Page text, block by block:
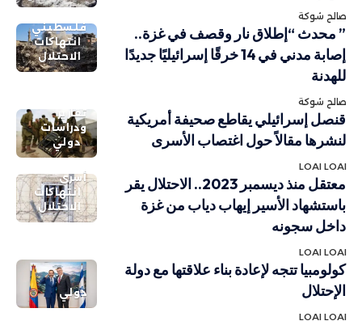
صالح شوكة
فلسطيني
انتهاكات
الاحتلال
” محدث “إطلاق نار وقصف في غزة..
إصابة مدني في 14 خرقًا إسرائيليًا جديدًا
للهدنة
صالح شوكة
تقارير
ودراسات
دولي
قنصل إسرائيلي يقاطع صحيفة أمريكية
لنشرها مقالاً حول اغتصاب الأسرى
LOAI LOAI
أسرى
انتهاكات
الاحتلال
معتقل منذ ديسمبر 2023.. الاحتلال يقر
باستشهاد الأسير إيهاب دياب من غزة
داخل سجونه
LOAI LOAI
دولي
كولومبيا تتجه لإعادة بناء علاقتها مع دولة
الإحتلال
LOAI LOAI